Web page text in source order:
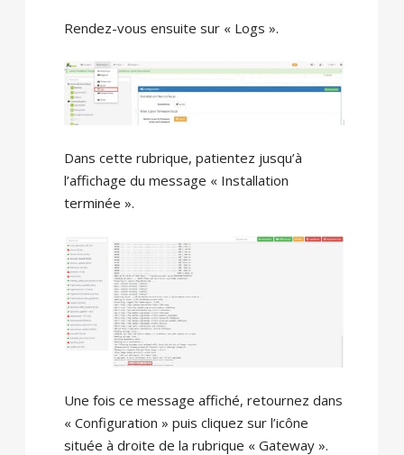
Rendez-vous ensuite sur « Logs ».
Dans cette rubrique, patientez jusqu’à
l’affichage du message « Installation
terminée ».
Une fois ce message affiché, retournez dans
« Configuration » puis cliquez sur l’icône
située à droite de la rubrique « Gateway ».